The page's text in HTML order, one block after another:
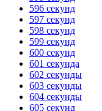
HANDY TIMERS
596 секунд
597 секунд
598 секунд
599 секунд
600 секунд
601 секунда
602 секунды
603 секунды
604 секунды
605 секунд